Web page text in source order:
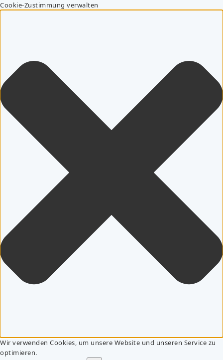
Cookie-Zustimmung verwalten
Wir verwenden Cookies, um unsere Website und unseren Service zu
optimieren.